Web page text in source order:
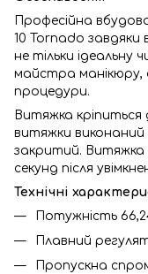
Професійна
10 Tornado завдяки
не тільки ідеальну
майстра манікюру,
процедури.
Витяжка
витяжки виконаний
закритий. Витяжка
секунд після
Технічні
Потужність
Плавний
Пропускна